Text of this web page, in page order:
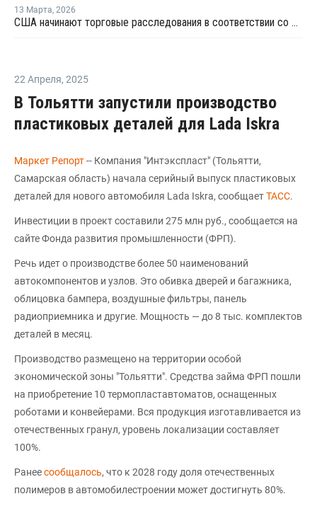
13 Марта, 2026
США начинают торговые расследования в соответствии со статьей 301 в отношении 16 стран, включая ЕС и Китай
22 Апреля, 2025
В Тольятти запустили производство
пластиковых деталей для Lada Iskra
Маркет Репорт-- Компания "Интэкспласт" (Тольятти,
Самарская область) начала серийный выпуск пластиковых
деталей для нового автомобиля Lada Iskra, сообщаетТАСС.
Инвестиции в проект составили 275 млн руб., сообщается на
сайте Фонда развития промышленности (ФРП).
Речь идет о производстве более 50 наименований
автокомпонентов и узлов. Это обивка дверей и багажника,
облицовка бампера, воздушные фильтры, панель
радиоприемника и другие. Мощность — до 8 тыс. комплектов
деталей в месяц.
Производство размещено на территории особой
экономической зоны "Тольятти". Средства займа ФРП пошли
на приобретение 10 термопластавтоматов, оснащенных
роботами и конвейерами. Вся продукция изготавливается из
отечественных гранул, уровень локализации составляет
100%.
Ранеесообщалось, что к 2028 году доля отечественных
полимеров в автомобилестроении может достигнуть 80%.